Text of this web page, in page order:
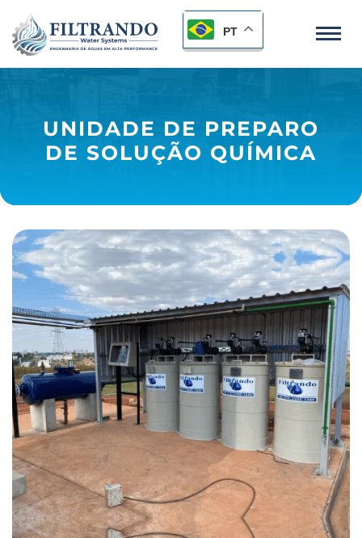
PT
UNIDADE DE PREPARO
DE SOLUÇÃO QUÍMICA